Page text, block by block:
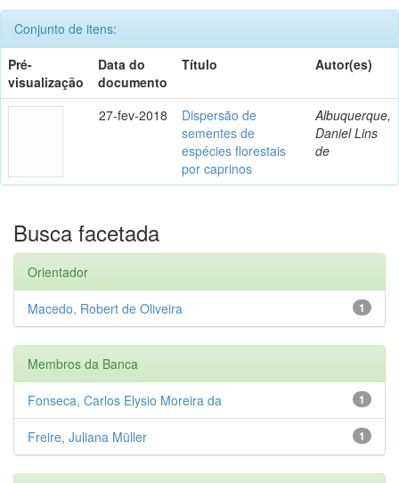
Conjunto de itens:
Pré-
visualização
Data do
documento
Título Autor(es)
27-fev-2018
Dispersão de
sementes de
espécies florestais
por caprinos
Albuquerque,
Daniel Lins
de
Busca facetada
Orientador
1
Macedo, Robert de Oliveira
Membros da Banca
1
Fonseca, Carlos Elysio Moreira da
1
Freire, Juliana Müller